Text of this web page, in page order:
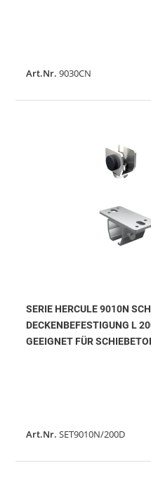
Art.Nr. 9030CN
SERIE HERCULE 9010N
DECKENBEFESTIGUNG L
GEEIGNET FÜR
Art.Nr. SET9010N/200D